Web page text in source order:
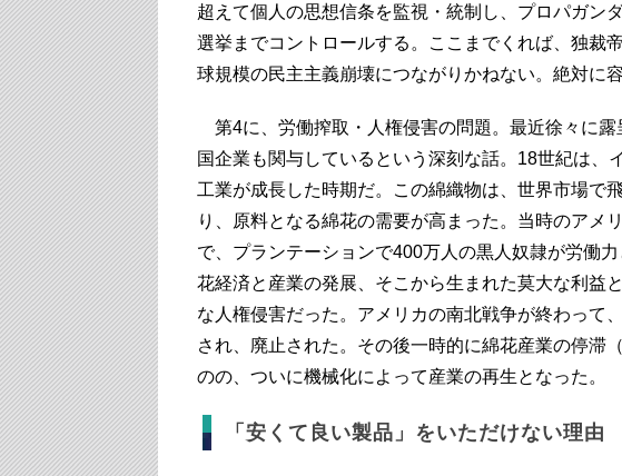
超えて個人の思想信条を監視・統制し、プロパガン
選挙までコントロールする。ここまでくれば、独裁
球規模の民主主義崩壊につながりかねない。絶対に
第4に、労働搾取・人権侵害の問題。最近徐々に
国企業も関与しているという深刻な話。18世紀は、
工業が成長した時期だ。この綿織物は、世界市場で
り、原料となる綿花の需要が高まった。当時のアメ
で、プランテーションで400万人の黒人奴隷が労働
花経済と産業の発展、そこから生まれた莫大な利益
な人権侵害だった。アメリカの南北戦争が終わって
され、廃止された。その後一時的に綿花産業の停滞
のの、ついに機械化によって産業の再生となった。
「安くて良い製品」をいただけない理由